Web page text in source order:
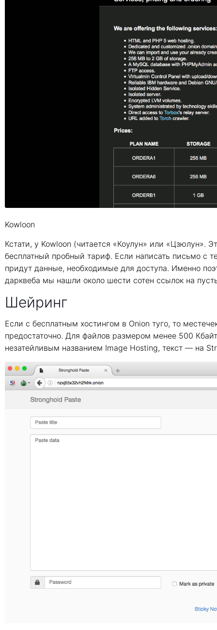
Kowloon
Кстати, у Kowloon (читается «Коулун» или «Цзюлун».
бесплатный пробный тариф. Если написать письмо с
придут данные, необходимые для доступа. Именно
дарквеба мы нашли около шести сотен ссылок на
Шейринг
Если с бесплатным хостингом в Onion туго, то
предостаточно. Для файлов размером менее 500
незатейливым названием Image Hosting, текст — на